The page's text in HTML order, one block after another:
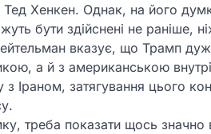
Хенкен. Однак, на його
бути здійснені не раніше,
вказує, що Трамп
а й з американською
Іраном, затягування цього
треба показати щось значно